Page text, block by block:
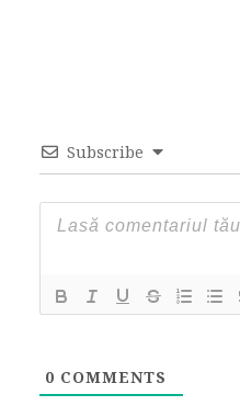
Subscribe
0 COMMENTS